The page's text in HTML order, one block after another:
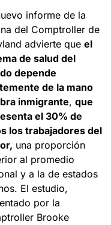
informe de la
del Comptroller de
advierte que el
de salud del
depende
de la mano
inmigrante, que
el 30% de
los trabajadores del
una proporción
al promedio
y a la de estados
El estudio,
por la
Brooke